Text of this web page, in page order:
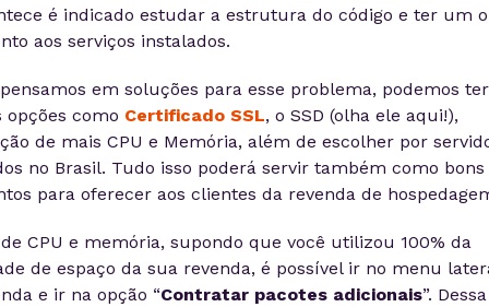
é indicado estudar a estrutura do código e ter um
aos serviços instalados.
em soluções para esse problema, podemos ter
opções como Certificado SSL, o SSD (olha ele aqui!),
de mais CPU e Memória, além de escolher por
no Brasil. Tudo isso poderá servir também como bons
para oferecer aos clientes da revenda de
CPU e memória, supondo que você utilizou 100% da
de espaço da sua revenda, é possível ir no menu
e ir na opção “Contratar pacotes adicionais”.